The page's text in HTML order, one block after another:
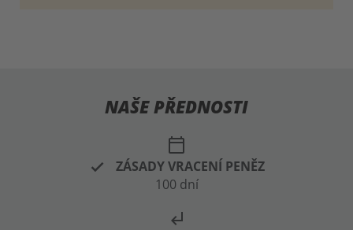
NAŠE PŘEDNOSTI
calendar_today
ZÁSADY VRACENÍ PENĚZ
100 dní
subdirectory_arrow_left